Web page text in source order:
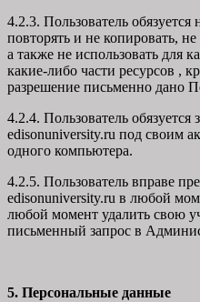
4.2.3. Пользователь обязуется
повторять и не копировать,
а также не использовать для
какие-либо части ресурсов ,
разрешение письменно дано
4.2.4. Пользователь обязуется
edisonuniversity.ru под своим
одного компьютера.
4.2.5. Пользователь вправе
edisonuniversity.ru в любой
любой момент удалить свою
письменный запрос в
5. Персональные данные